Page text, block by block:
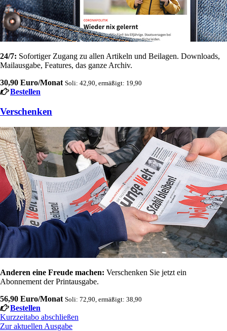
24/7: Sofortiger Zugang zu allen Artikeln und Beilagen. Downloads,
Mailausgabe, Features, das ganze Archiv.
30,90 Euro/Monat Soli: 42,90, ermäßigt: 19,90
Bestellen
Verschenken
Anderen eine Freude machen: Verschenken Sie jetzt ein
Abonnement der Printausgabe.
56,90 Euro/Monat Soli: 72,90, ermäßigt: 38,90
Bestellen
Kurzzeitabo abschließen
Zur aktuellen Ausgabe